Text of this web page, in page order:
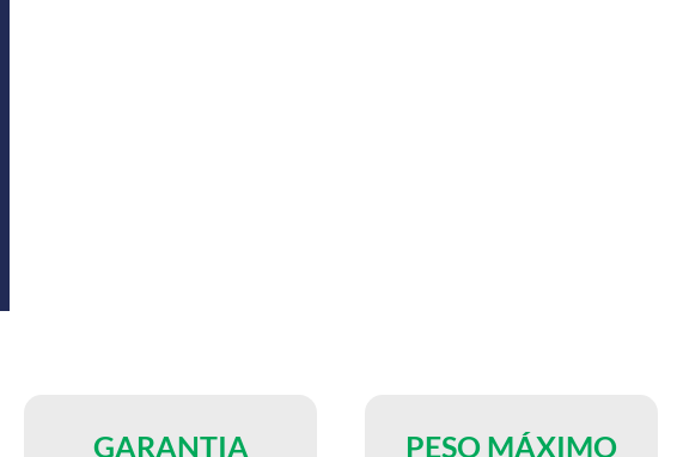
GARANTIA
PESO MÁXIMO